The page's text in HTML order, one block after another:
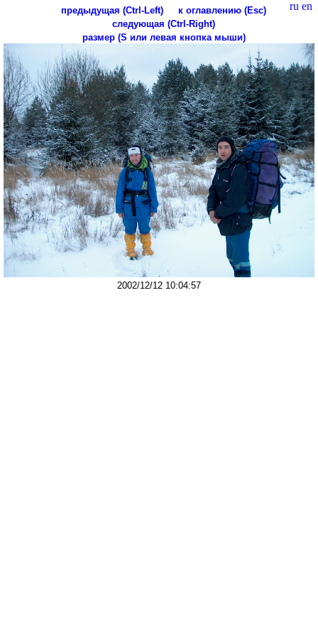
ru en
предыдущая (Ctrl-Left)
к оглавлению (Esc)
следующая (Ctrl-Right)
размер (S или левая кнопка мыши)
2002/12/12 10:04:57